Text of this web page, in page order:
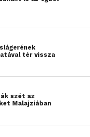
tér vissza
szét az
Malajziában